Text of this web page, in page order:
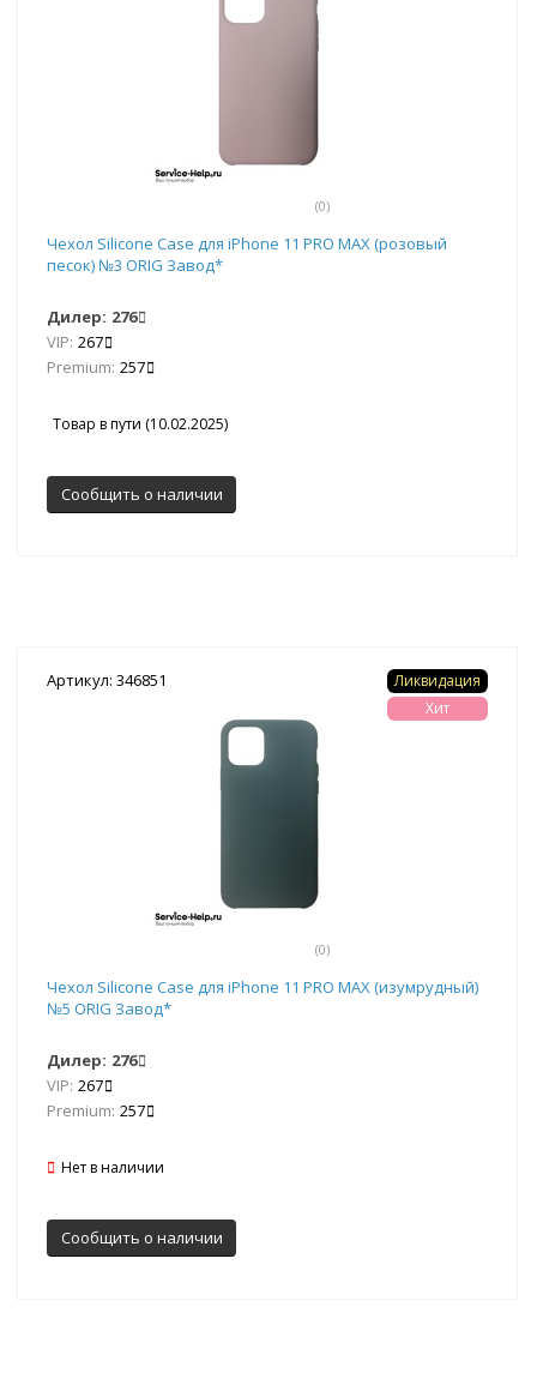
(0)
Чехол Silicone Case для iPhone 11 PRO MAX (розовый
песок) №3 ORIG Завод*
Дилер: 276
VIP: 267
Premium: 257
Товар в пути (10.02.2025)
Сообщить о наличии
Артикул: 346851
(0)
Ликвидация
Хит
Чехол Silicone Case для iPhone 11 PRO MAX (изумрудный)
№5 ORIG Завод*
Дилер: 276
VIP: 267
Premium: 257
Нет в наличии
Сообщить о наличии